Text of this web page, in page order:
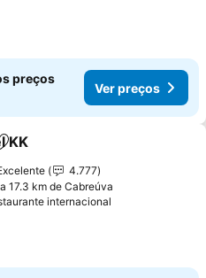
preços
Ver preços
aos favoritos
KK
4.777
17.3 km de Cabreúva
internacional